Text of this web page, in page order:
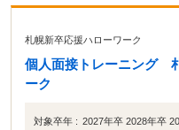
札幌新卒応援ハローワーク
個人面接トレーニング
ーク
対象卒年 : 2027年卒 2028年卒